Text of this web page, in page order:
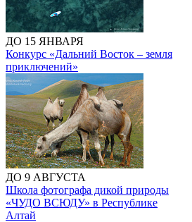
ДО 15 ЯНВАРЯ
Конкурс «Дальний Восток – земля
приключений»
ДО 9 АВГУСТА
Школа фотографа дикой природы
«ЧУДО ВСЮДУ» в Республике
Алтай